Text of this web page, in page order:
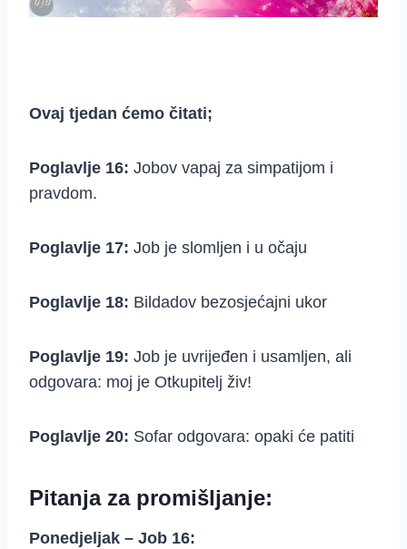
Ovaj tjedan ćemo čitati;
Poglavlje 16: Jobov vapaj za simpatijom i
pravdom.
Poglavlje 17: Job je slomljen i u očaju
Poglavlje 18: Bildadov bezosjećajni ukor
Poglavlje 19: Job je uvrijeđen i usamljen, ali
odgovara: moj je Otkupitelj živ!
Poglavlje 20: Sofar odgovara: opaki će patiti
Pitanja za promišljanje:
Ponedjeljak – Job 16: